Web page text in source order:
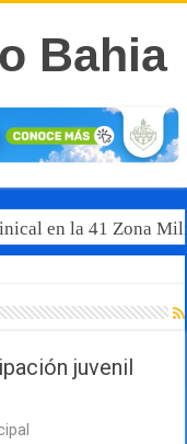
en la 41 Zona
Pablo
juvenil